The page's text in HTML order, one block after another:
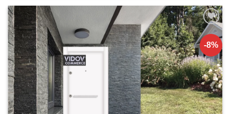
1,375.00
/
1,271.29
лв..
-8%
Добавяне
към
списъка с
харесани
продукти